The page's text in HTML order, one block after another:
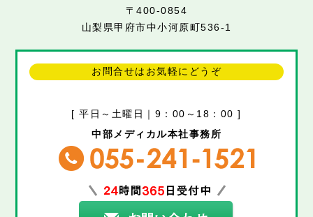
〒400-0854
山梨県甲府市中小河原町536-1
お問合せはお気軽にどうぞ
[ 平日～土曜日｜9：00～18：00 ]
中部メディカル本社事務所